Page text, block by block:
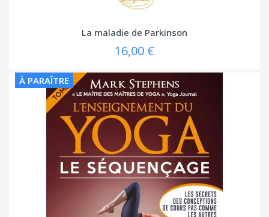
La maladie de Parkinson
16,00 €
À PARAÎTRE